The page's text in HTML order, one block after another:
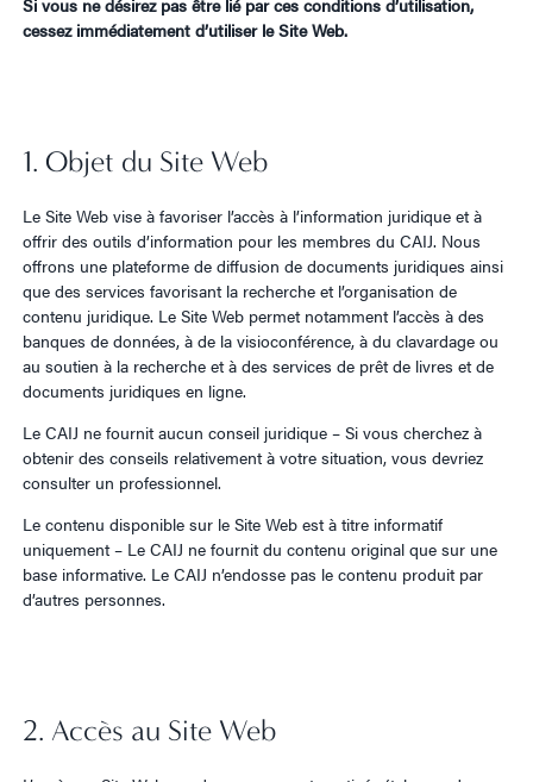
Si vous ne désirez pas être lié par ces conditions d’utilisation,
cessez immédiatement d’utiliser le Site Web.
1. Objet du Site Web
Le Site Web vise à favoriser l’accès à l’information juridique et à
offrir des outils d’information pour les membres du CAIJ. Nous
offrons une plateforme de diffusion de documents juridiques ainsi
que des services favorisant la recherche et l’organisation de
contenu juridique. Le Site Web permet notamment l’accès à des
banques de données, à de la visioconférence, à du clavardage ou
au soutien à la recherche et à des services de prêt de livres et de
documents juridiques en ligne.
Le CAIJ ne fournit aucun conseil juridique – Si vous cherchez à
obtenir des conseils relativement à votre situation, vous devriez
consulter un professionnel.
Le contenu disponible sur le Site Web est à titre informatif
uniquement – Le CAIJ ne fournit du contenu original que sur une
base informative. Le CAIJ n’endosse pas le contenu produit par
d’autres personnes.
2. Accès au Site Web